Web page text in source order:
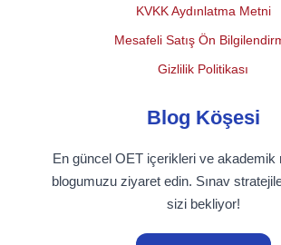
KVKK Aydınlatma Metni
Mesafeli Satış Ön
Gizlilik Politikası
Blog Köşesi
En güncel OET içerikleri ve akademik
blogumuzu ziyaret edin. Sınav
sizi bekliyor!